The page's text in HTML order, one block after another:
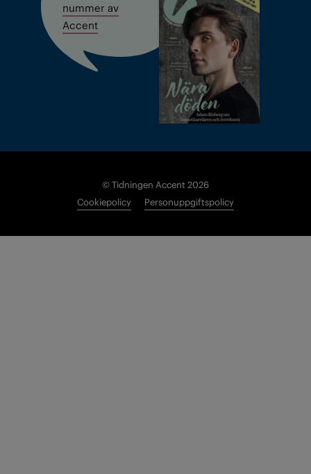
nummer av
Accent
© Tidningen Accent 2026
Cookiepolicy
Personuppgiftspolicy